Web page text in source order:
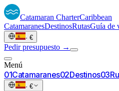
Catamaran CharterCaribbean
CatamaranesDestinosRutasGuía de
· €
Pedir presupuesto →
Menú
01Catamaranes02Destinos03
· €